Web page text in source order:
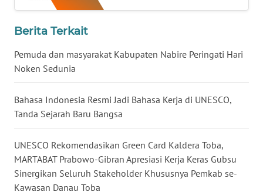
Berita Terkait
‎Pemuda dan masyarakat Kabupaten Nabire Peringati Hari
Noken Sedunia
Bahasa Indonesia Resmi Jadi Bahasa Kerja di UNESCO,
Tanda Sejarah Baru Bangsa
UNESCO Rekomendasikan Green Card Kaldera Toba,
MARTABAT Prabowo-Gibran Apresiasi Kerja Keras Gubsu
Sinergikan Seluruh Stakeholder Khususnya Pemkab se-
Kawasan Danau Toba
NUSANTARA
WN
JOGJA
WN
JATIM
WN
BALI
WN